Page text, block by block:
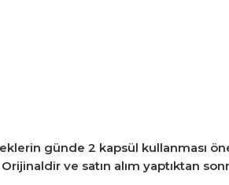
günde 2 kapsül kullanması
ve satın alım yaptıktan